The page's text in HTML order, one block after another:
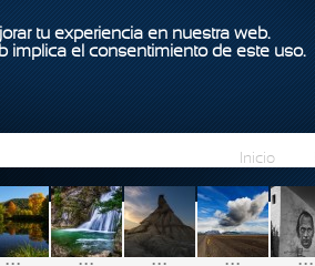
tu experiencia en nuestra web.
implica el consentimiento de este uso.
Inicio
... ... ... ... ...